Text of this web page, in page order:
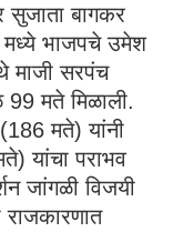
सुजाता बागकर
मध्ये भाजपचे उमेश
माजी सरपंच
मते मिळाली.
मते) यांनी
यांचा पराभव
जांगळी विजयी
राजकारणात